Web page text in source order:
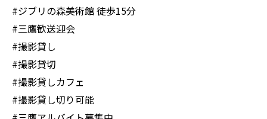
#ジブリの森美術館 徒歩15分
#三鷹歓送迎会
#撮影貸し
#撮影貸切
#撮影貸しカフェ
#撮影貸し切り可能